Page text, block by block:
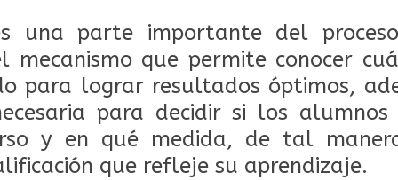
una parte importante del
mecanismo que permite conocer
para lograr resultados óptimos,
para decidir si los
y en qué medida, de tal
que refleje su aprendizaje.